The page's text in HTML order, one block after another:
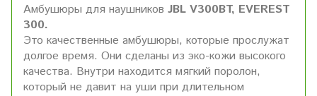
Амбушюры для наушников JBL V300BT, EVEREST
300.
Это качественные амбушюры, которые прослужат
долгое время. Они сделаны из эко-кожи высокого
качества. Внутри находится мягкий поролон,
который не давит на уши при длительном